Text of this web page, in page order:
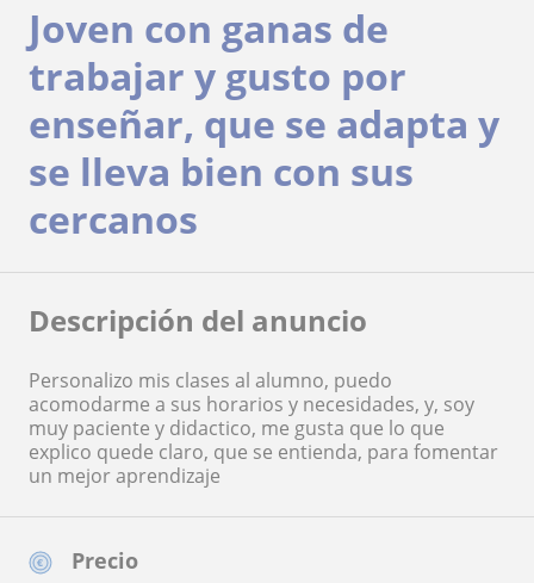
Precio
Joven con ganas de
trabajar y gusto por
enseñar, que se adapta y
se lleva bien con sus
cercanos
Descripción del anuncio
Personalizo mis clases al alumno, puedo
acomodarme a sus horarios y necesidades, y, soy
muy paciente y didactico, me gusta que lo que
explico quede claro, que se entienda, para fomentar
un mejor aprendizaje